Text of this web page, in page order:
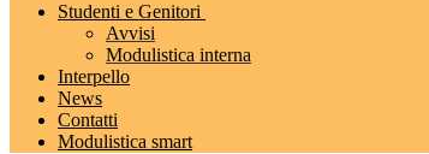
Studenti e Genitori
Avvisi
Modulistica interna
Interpello
News
Contatti
Modulistica smart